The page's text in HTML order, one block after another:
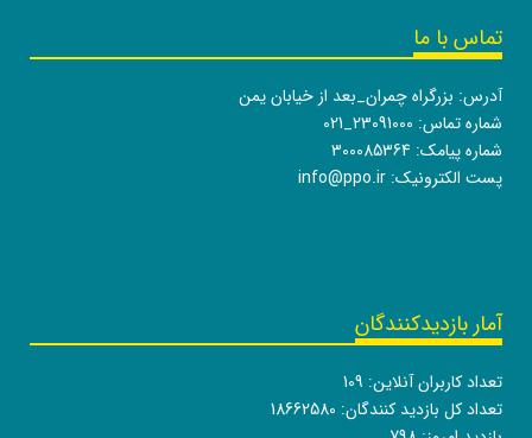
تماس با ما
آدرس: بزرگراه چمران_بعد از خیابان یمن
شماره تماس: 021_23091000
شماره پیامک: 300085364
پست الکترونیک: info@ppo.ir
آمار بازدیدکنندگان
تعداد کاربران آنلاین: 109
تعداد کل بازدید کنندگان: 18662580